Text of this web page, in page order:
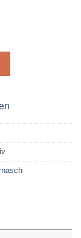
x 3,4 x 50 Z= 84